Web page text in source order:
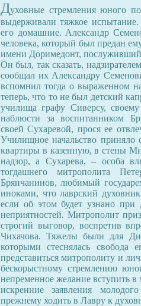
Духовные стремления юного
выдерживали тяжкое
его домашние. Александр
человека, который был предан
имени Доримедонт, послуживший
Он был, так сказать,
сообщал их Александру
вспомнил тогда о выраженном
теперь, что то не был детский
училища графу Сиверсу,
наблюсти за воспитанником
своей Сухаревой, прося ее
Училищное начальство приняло
квартиры в казенную, в стены
надзор, а Сухарева, – особа
тогдашнего митрополита
Брянчанинов, любимый
иноками, что лаврский
если об этом будет узнано
неприятностей. Митрополит
строгий выговор, воспретив
Чихачова. Тяжелы были для
которыми стеснялась свобода
представиться митрополиту и
бескорыстному стремлению
непременное желание вступить
искренние заявления
прежнему ходить в Лавру к